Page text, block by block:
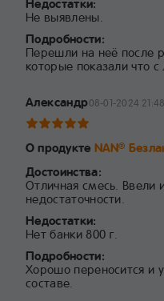
Недостатки:
Не выявлены.
Подробности:
Перешли на неё после
которые показали что
Александр08-01-2024 21:48
О продукте NAN®
Достоинства:
Отличная смесь. Ввели
недостаточности.
Недостатки:
Нет банки 800 г.
Подробности:
Хорошо переносится и
составе.